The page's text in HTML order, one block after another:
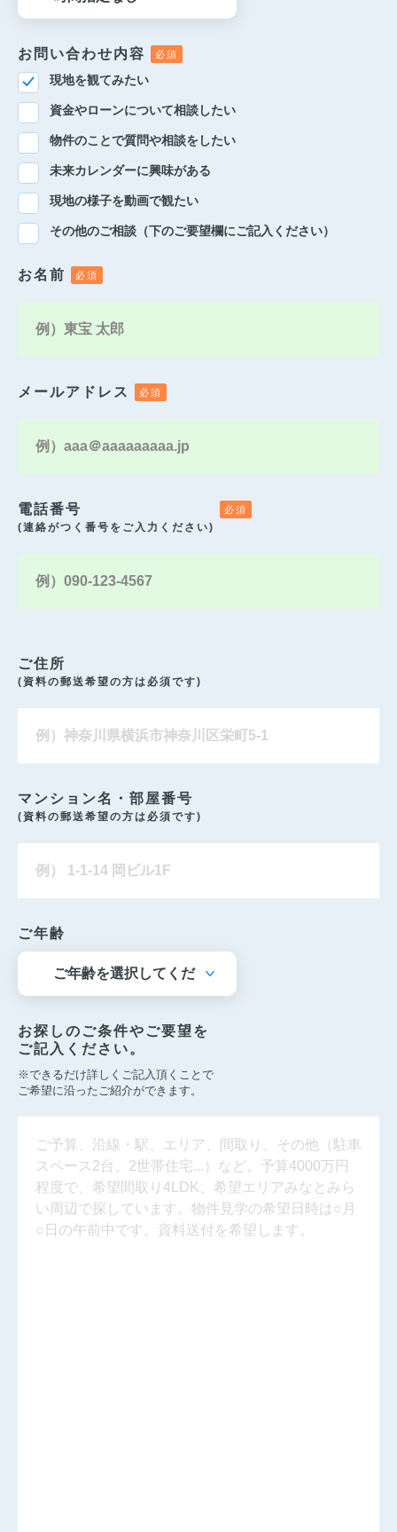
お問い合わせ内容
現地を観てみたい
資金やローンについて相談したい
物件のことで質問や相談をしたい
未来カレンダーに興味がある
現地の様子を動画で観たい
その他のご相談（下のご要望欄にご記入ください）
お名前
メールアドレス
電話番号
(連絡がつく番号をご入力ください)
ご住所
(資料の郵送希望の方は必須です)
マンション名・部屋番号
(資料の郵送希望の方は必須です)
ご年齢
お探しのご条件やご要望を
ご記入ください。
※できるだけ詳しくご記入頂くことで
ご希望に沿ったご紹介ができます。